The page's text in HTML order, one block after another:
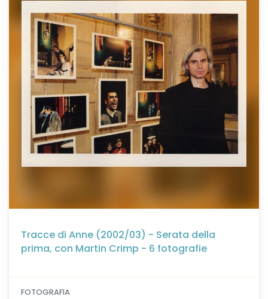
Tracce di Anne (2002/03) - Serata della
prima, con Martin Crimp - 6 fotografie
FOTOGRAFIA